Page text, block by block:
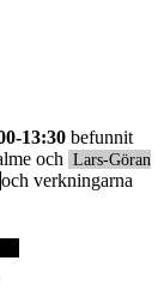
13:30 befunnit
och Lars-Göran
och verkningarna